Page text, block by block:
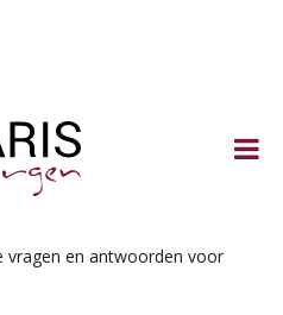
vragen en antwoorden voor